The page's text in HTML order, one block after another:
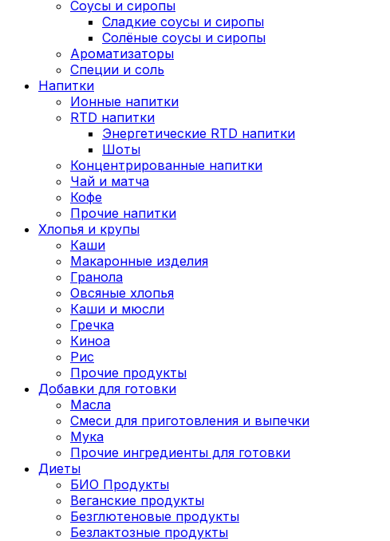
Соусы и сиропы
Сладкие соусы и сиропы
Солёные соусы и сиропы
Ароматизаторы
Специи и соль
Напитки
Ионные напитки
RTD напитки
Энергетические RTD напитки
Шоты
Концентрированные напитки
Чай и матча
Кофе
Прочие напитки
Хлопья и крупы
Каши
Макаронные изделия
Гранола
Овсяные хлопья
Каши и мюсли
Гречка
Киноа
Рис
Прочие продукты
Добавки для готовки
Масла
Смеси для приготовления и выпечки
Мука
Прочие ингредиенты для готовки
Диеты
БИО Продукты
Веганские продукты
Безглютеновые продукты
Безлактозные продукты